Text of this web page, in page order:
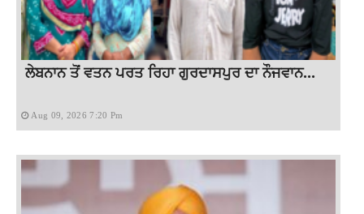
ਲੇਬਨਾਨ ਤੋਂ ਵਤਨ ਪਰਤ ਰਿਹਾ ਗੁਰਦਾਸਪੁਰ ਦਾ ਨੌਜਵਾਨ...
Aug 09, 2026 7:20 Pm